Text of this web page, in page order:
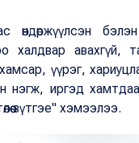
өндөржүүлсэн
халдвар авахгүй,
үүрэг,
нэгж, иргэд
зүтгэе" хэмээлээ.